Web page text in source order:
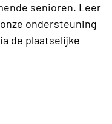
senioren. Leer
ondersteuning
de plaatselijke